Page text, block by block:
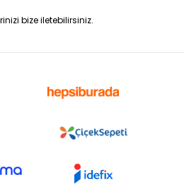
bize iletebilirsiniz.